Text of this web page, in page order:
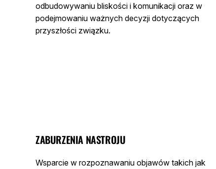
odbudowywaniu bliskości i komunikacji oraz w
podejmowaniu ważnych decyzji dotyczących
przyszłości związku.
ZABURZENIA NASTROJU
Wsparcie w rozpoznawaniu objawów takich jak